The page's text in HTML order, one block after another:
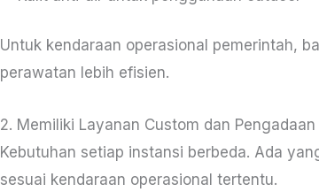
Untuk kendaraan operasional pemerintah,
perawatan lebih efisien.
2. Memiliki Layanan Custom dan Pengadaan
Kebutuhan setiap instansi berbeda. Ada
sesuai kendaraan operasional tertentu.